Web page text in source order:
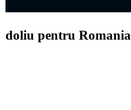
doliu pentru Romania